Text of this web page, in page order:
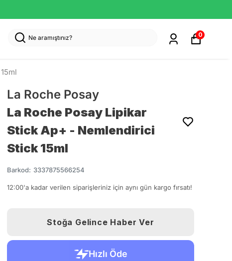
0
La Roche Posay
La Roche Posay Lipikar
Stick Ap+ - Nemlendirici
Stick 15ml
Barkod: 3337875566254
12:00'a kadar verilen siparişleriniz için aynı gün kargo fırsatı!
Stoğa Gelince Haber Ver